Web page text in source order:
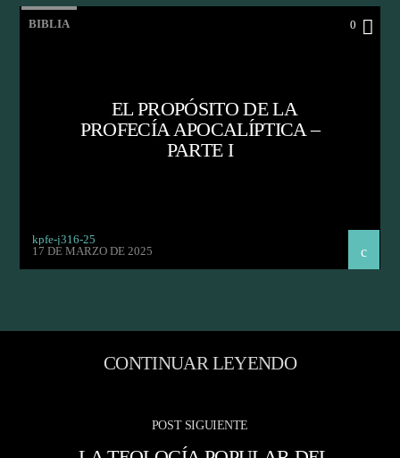
BIBLIA 0
EL PROPÓSITO DE LA
PROFECÍA APOCALÍPTICA –
PARTE I
kpfe-j316-25
17 DE MARZO DE 2025
CONTINUAR LEYENDO
POST SIGUIENTE